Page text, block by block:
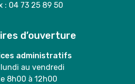
: 04 73 25 89 50
d’ouverture
administratifs
au vendredi
8h00 à 12h00